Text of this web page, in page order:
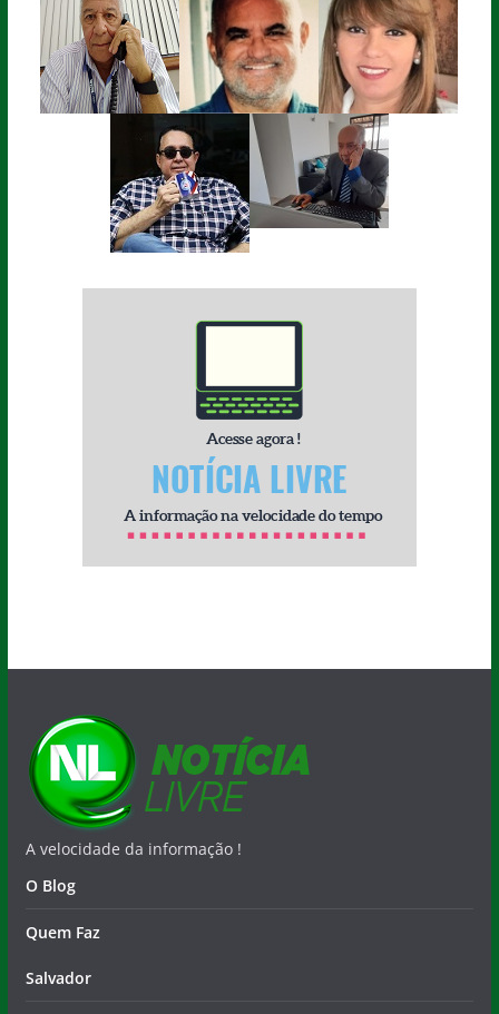
A velocidade da informação !
O Blog
Quem Faz
Salvador